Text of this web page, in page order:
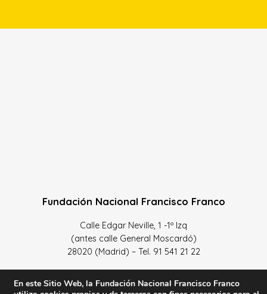
Fundación Nacional Francisco Franco
Calle Edgar Neville, 1 -1º Izq
(antes calle General Moscardó)
28020 (Madrid) – Tel. 91 541 21 22
En este Sitio Web, la Fundación Nacional Francisco Franco